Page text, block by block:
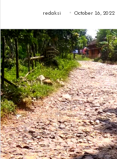
redaksi October 16, 2022